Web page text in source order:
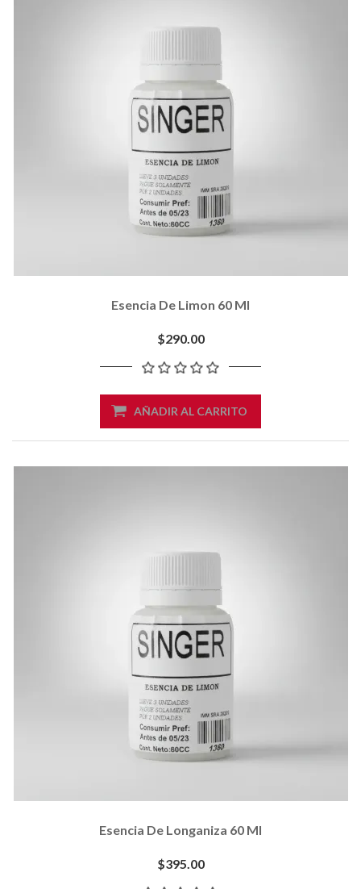
Esencia De Limon 60 Ml
$290.00
AÑADIR AL CARRITO
Esencia De Longaniza 60 Ml
$395.00